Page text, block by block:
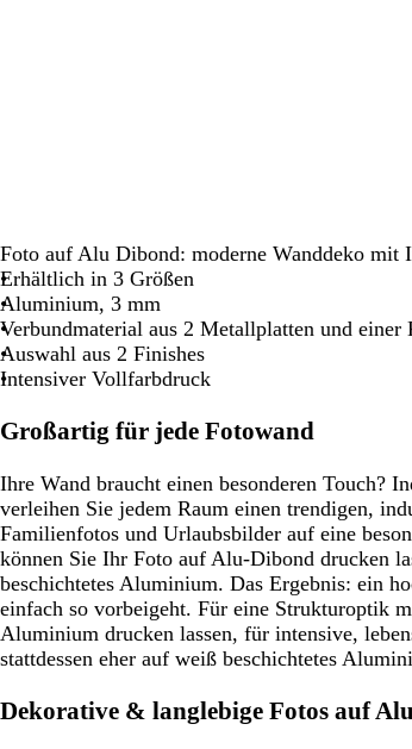
Foto auf Alu Dibond: moderne Wanddeko mit
Erhältlich in 3 Größen
Aluminium, 3 mm
Verbundmaterial aus 2 Metallplatten und einer
Auswahl aus 2 Finishes
Intensiver Vollfarbdruck
Großartig für jede Fotowand
Ihre Wand braucht einen besonderen Touch?
verleihen Sie jedem Raum einen trendigen,
Familienfotos und Urlaubsbilder auf eine
können Sie Ihr Foto auf Alu-Dibond drucken
beschichtetes Aluminium. Das Ergebnis: ein
einfach so vorbeigeht. Für eine Strukturoptik
Aluminium drucken lassen, für intensive,
stattdessen eher auf weiß beschichtetes
Dekorative & langlebige Fotos auf